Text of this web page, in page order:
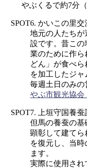
やぶくるで約7分
SPOT6. かいこの里交
地元の人たち
設です。昔この
業のために作ら
どん」が食べ
を加工したジ
毎週土日のみの
やぶ市観光協会
SPOT7. 上垣守国養
但馬の養蚕の基
顕彰して建てら
を復元し、当
ます。
実際に使用さ